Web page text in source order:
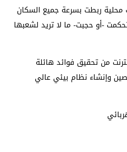
محلية ربطت بسرعة جميع السكان
-أو حجبت- ما لا تريد لشعبها
من تحقيق فوائد هائلة
وإنشاء نظام بيئي عالي